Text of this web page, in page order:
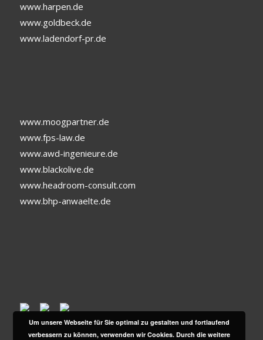
www.harpen.de
www.goldbeck.de
www.ladendorf-pr.de
www.moogpartner.de
www.fps-law.de
www.awd-ingenieure.de
www.blackolive.de
www.headroom-consult.com
www.bhp-anwaelte.de
Um unsere Webseite für Sie optimal zu gestalten und fortlaufend
verbessern zu können, verwenden wir Cookies. Durch die weitere